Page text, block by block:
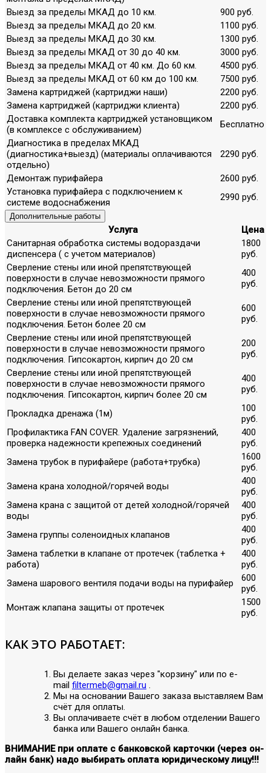
Выезд за пределы МКАД до 10 км.
900 руб.
Выезд за пределы МКАД до 20 км.
1100 руб.
Выезд за пределы МКАД до 30 км.
1300 руб.
Выезд за пределы МКАД от 30 до 40 км.
3000 руб.
Выезд за пределы МКАД от 40 км. До 60 км.
4500 руб.
Выезд за пределы МКАД от 60 км до 100 км.
7500 руб.
Замена картриджей (картриджи наши)
2200 руб.
Замена картриджей (картриджи клиента)
2200 руб.
Доставка комплекта картриджей установщиком
(в комплексе с обслуживанием)
Бесплатно
Диагностика в пределах МКАД
(диагностика+выезд) (материалы оплачиваются
отдельно)
2290 руб.
Демонтаж пурифайера
2600 руб.
Установка пурифайера с подключением к
системе водоснабжения
2990 руб.
Дополнительные работы
Услуга
Цена
Санитарная обработка системы водораздачи
диспенсера ( с учетом материалов)
1800
руб.
Сверление стены или иной препятствующей
поверхности в случае невозможности прямого
подключения. Бетон до 20 см
400
руб.
Сверление стены или иной препятствующей
поверхности в случае невозможности прямого
подключения. Бетон более 20 см
600
руб.
Сверление стены или иной препятствующей
поверхности в случае невозможности прямого
подключения. Гипсокартон, кирпич до 20 см
200
руб.
Сверление стены или иной препятствующей
поверхности в случае невозможности прямого
подключения. Гипсокартон, кирпич более 20 см
400
руб.
Прокладка дренажа (1м)
100
руб.
Профилактика FAN COVER. Удаление загрязнений,
проверка надежности крепежных соединений
400
руб.
Замена трубок в пурифайере (работа+трубка)
1600
руб.
Замена крана холодной/горячей воды
400
руб.
Замена крана с защитой от детей холодной/горячей
воды
400
руб.
Замена группы соленоидных клапанов
400
руб.
Замена таблетки в клапане от протечек (таблетка +
работа)
400
руб.
Замена шарового вентиля подачи воды на пурифайер
600
руб.
Монтаж клапана защиты от протечек
1500
руб.
КАК ЭТО РАБОТАЕТ:
Вы делаете заказ через "корзину" или по е-
mail filtermeb@gmail.ru .
Мы на основании Вашего заказа выставляем Вам
счёт для оплаты.
Вы оплачиваете счёт в любом отделении Вашего
банка или Вашего онлайн банка.
ВНИМАНИЕ при оплате с банковской карточки (через он-
лайн банк) надо выбирать оплата юридическому лицу!!!